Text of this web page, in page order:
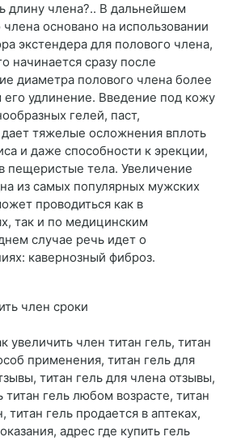
длину члена?.. В дальнейшем
основано на использовании
экстендера для полового члена,
начинается сразу после
диаметра полового члена более
его удлинение. Введение под кожу
гелей, паст,
дает тяжелые осложнения вплоть
и даже способности к эрекции,
пещеристые тела. Увеличение
из самых популярных мужских
проводиться как в
так и по медицинским
случае речь идет о
кавернозный фиброз.
увеличить член титан гель, титан
применения, титан гель для
титан гель для члена отзывы,
гель любом возрасте, титан
титан гель продается в аптеках,
адрес где купить гель